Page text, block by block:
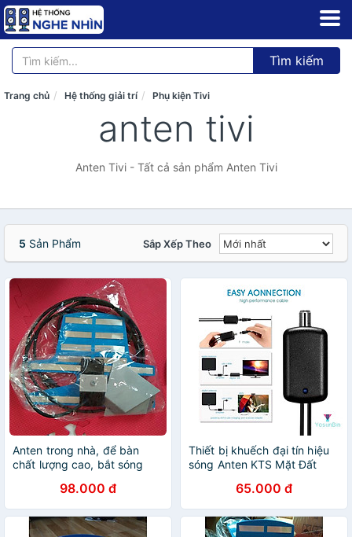
Tìm kiếm
Trang chủ Hệ thống giải trí Phụ kiện Tivi
anten tivi
Anten Tivi - Tất cả sản phẩm Anten Tivi
5 Sản Phẩm Sắp Xếp Theo
Anten trong nhà, để bàn
chất lượng cao, bắt sóng
98.000 đ
Thiết bị khuếch đại tín hiệu
sóng Anten KTS Mặt Đất
đường truyền ổn định, hàng
nhập khẩu
65.000 đ